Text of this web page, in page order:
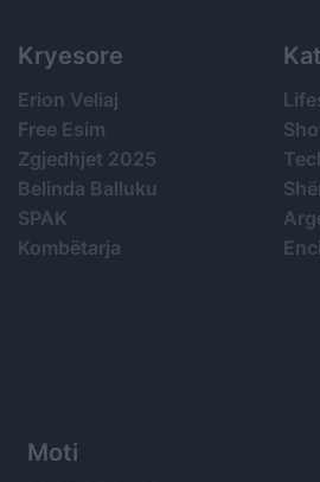
Kryesore
Erion Veliaj
Free Esim
Zgjedhjet 2025
Belinda Balluku
SPAK
Kombëtarja
Moti